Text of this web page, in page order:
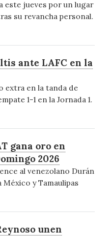
este jueves por un lugar
su revancha personal.
ante LAFC en la
extra en la tanda de
1-1 en la Jornada 1.
gana oro en
2026
al venezolano Durán
y Tamaulipas
unen